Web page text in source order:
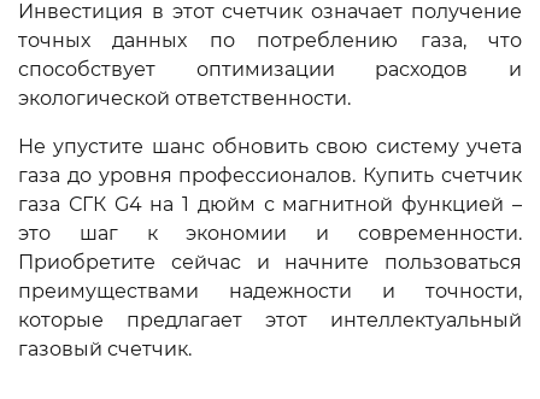
Инвестиция в этот счетчик означает получение
точных данных по потреблению газа, что
способствует оптимизации расходов и
экологической ответственности.
Не упустите шанс обновить свою систему учета
газа до уровня профессионалов. Купить счетчик
газа СГК G4 на 1 дюйм с магнитной функцией –
это шаг к экономии и современности.
Приобретите сейчас и начните пользоваться
преимуществами надежности и точности,
которые предлагает этот интеллектуальный
газовый счетчик.